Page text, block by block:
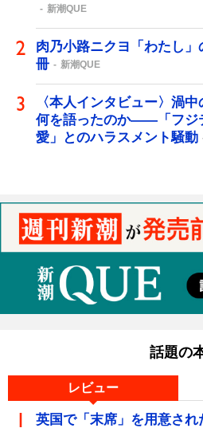
新潮QUE
肉乃小路ニクヨ「わたし
冊
新潮QUE
〈本人インタビュー〉渦
何を語ったのか――「フジ
愛」とのハラスメント騒動
話題の
レビュー
英国で「末席」を用意され